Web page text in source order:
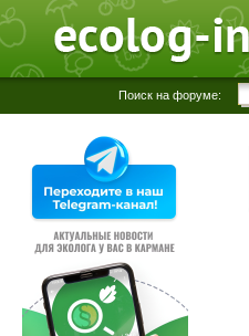
Поиск на форуме: